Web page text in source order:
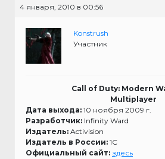
4 января, 2010 в 00:56
Konstrush
Участник
Call of Duty: Modern
Multiplayer
Дата выхода: 10 ноября 2009 г.
Разработчик: Infinity Ward
Издатель: Activision
Издатель в России: 1С
Официальный сайт: здесь